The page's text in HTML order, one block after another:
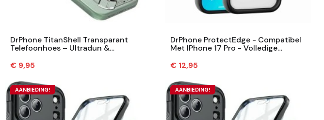
DrPhone TitanShell Transparant
Telefoonhoes – Ultradun &
Compatibel...
Prijs
€ 9,95
DrPhone ProtectEdge - Compatibel
Met IPhone 17 Pro - Volledige
Schokbestendig
Prijs
€ 12,95
AANBIEDING! AANBIEDING!